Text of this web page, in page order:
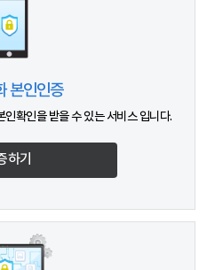
본인인증
확인을 받을 수 있는 서비스 입니다.
하기